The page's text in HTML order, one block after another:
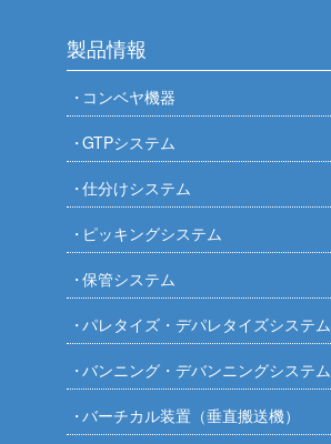
製品情報
コンベヤ機器
GTPシステム
仕分けシステム
ピッキングシステム
保管システム
パレタイズ・デパレタイズシステム
バンニング・デバンニングシステム
バーチカル装置（垂直搬送機）